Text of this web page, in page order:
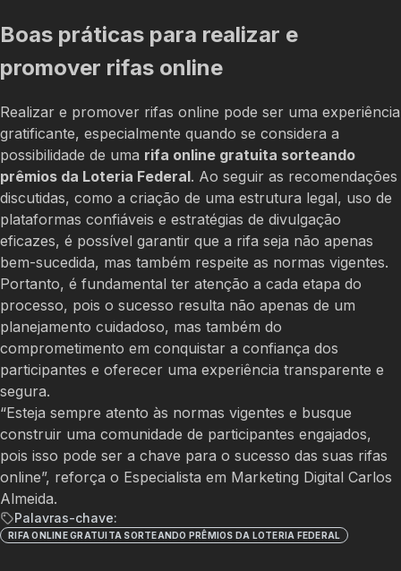
Boas práticas para realizar e
promover rifas online
Realizar e promover rifas online pode ser uma experiência
gratificante, especialmente quando se considera a
possibilidade de uma rifa online gratuita sorteando
prêmios da Loteria Federal. Ao seguir as recomendações
discutidas, como a criação de uma estrutura legal, uso de
plataformas confiáveis e estratégias de divulgação
eficazes, é possível garantir que a rifa seja não apenas
bem-sucedida, mas também respeite as normas vigentes.
Portanto, é fundamental ter atenção a cada etapa do
processo, pois o sucesso resulta não apenas de um
planejamento cuidadoso, mas também do
comprometimento em conquistar a confiança dos
participantes e oferecer uma experiência transparente e
segura.
“Esteja sempre atento às normas vigentes e busque
construir uma comunidade de participantes engajados,
pois isso pode ser a chave para o sucesso das suas rifas
online”, reforça o Especialista em Marketing Digital Carlos
Almeida.
Palavras-chave:
RIFA ONLINE GRATUITA SORTEANDO PRÊMIOS DA LOTERIA FEDERAL